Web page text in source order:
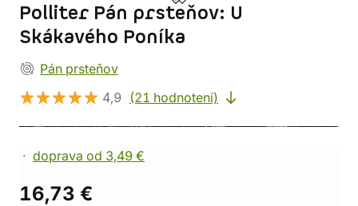
Polliter Pán prsteňov: U
Skákavého Poníka
Pán prsteňov
4,9 (21 hodnotení)
doprava od 3,49 €
16,73 €